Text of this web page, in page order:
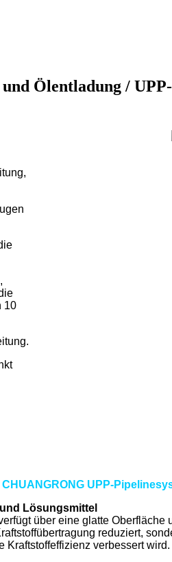
Ölentladung /
10
UPP-
Lösungsmittel
über eine glatte
reduziert,
Kraftstoffeffizienz verbessert wird.